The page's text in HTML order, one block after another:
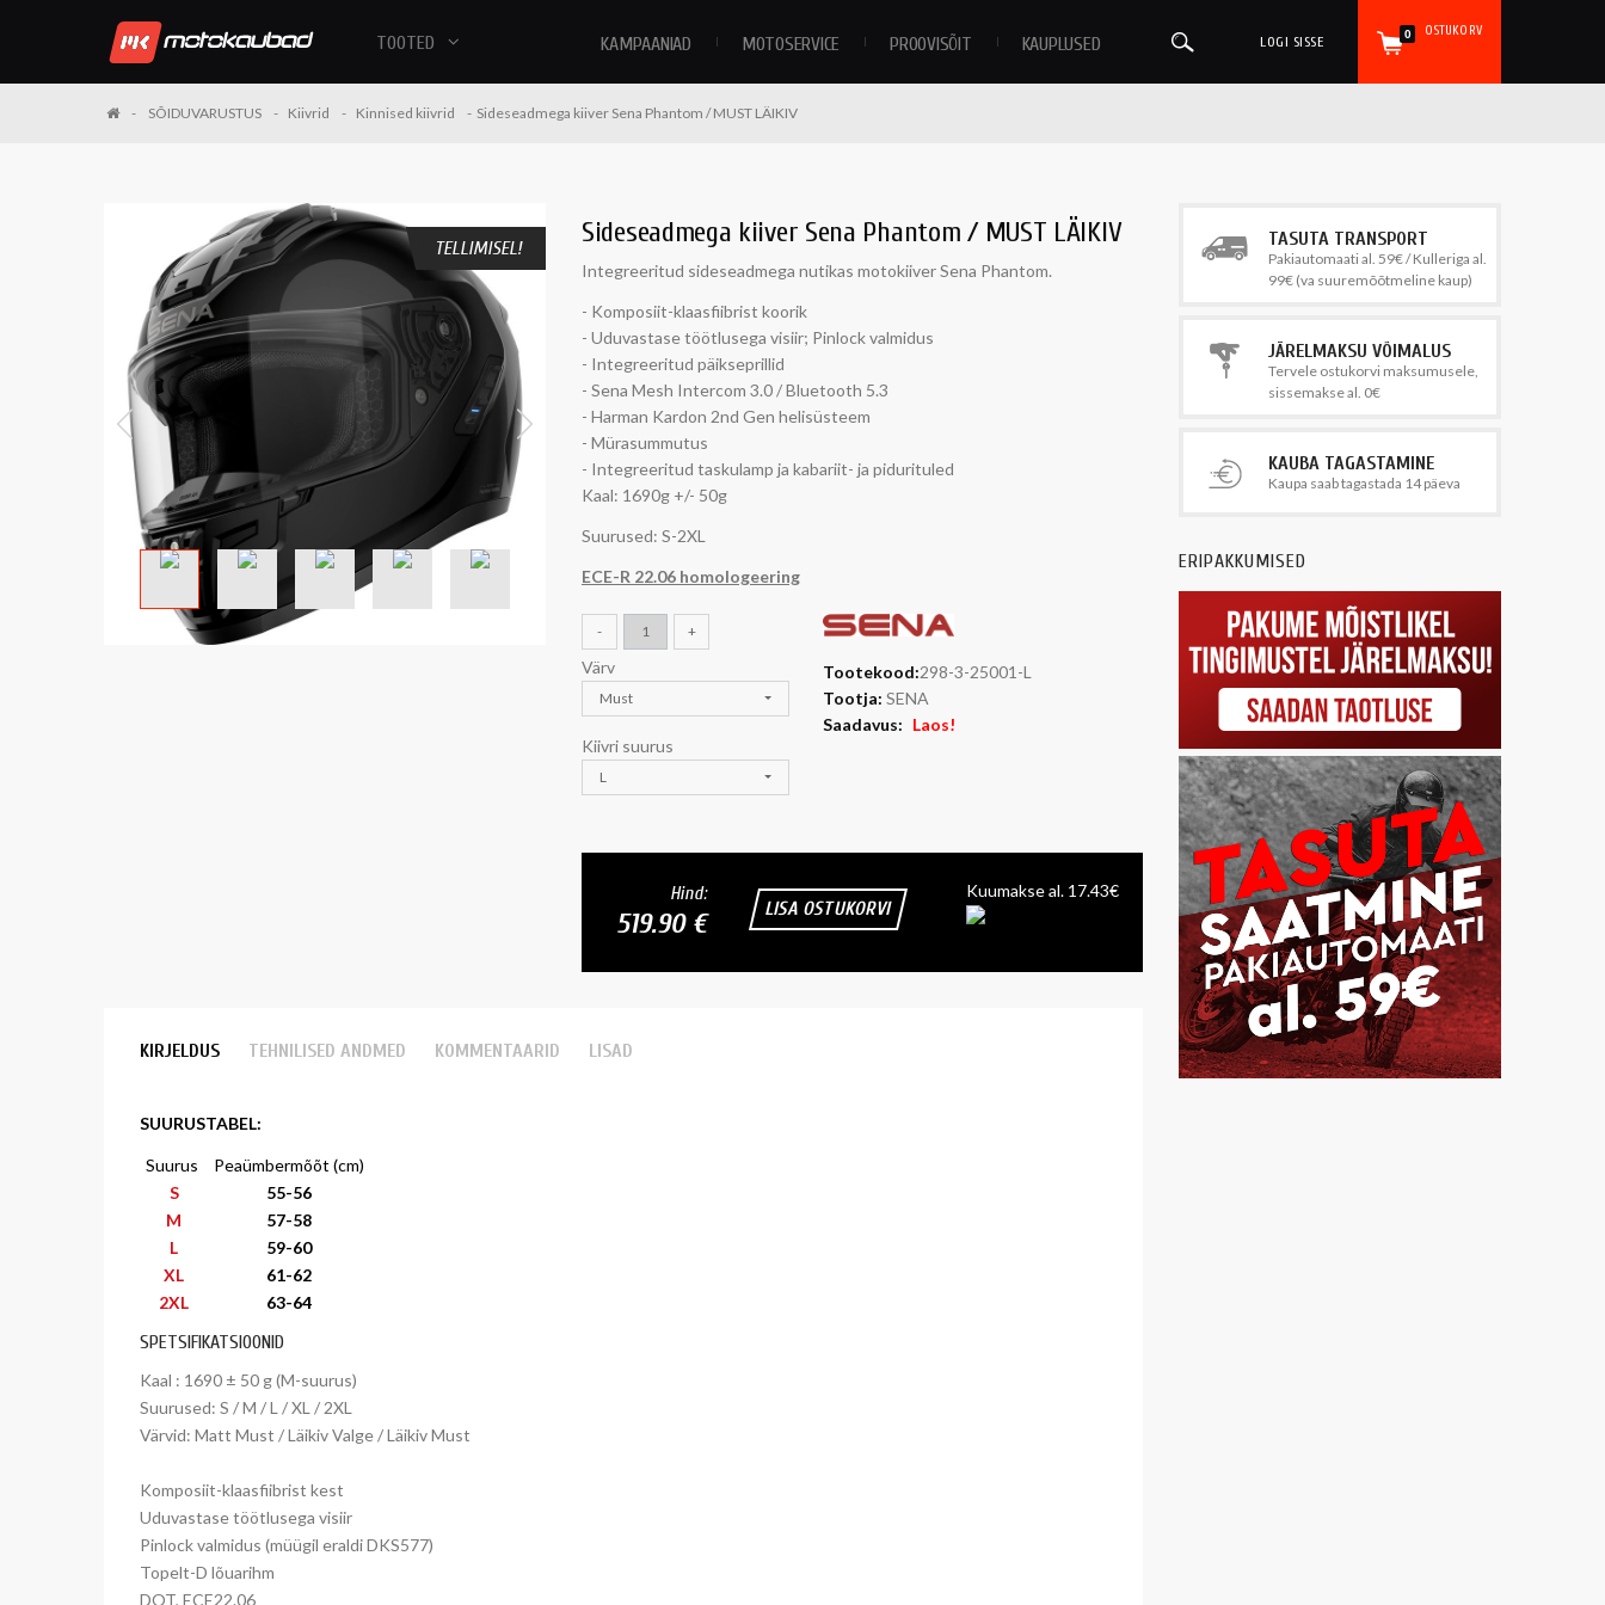
OSTUKORV
0
LOGI SISSE
KAMPAANIAD MOTOSERVICE PROOVISÕIT KAUPLUSED
TOOTED
SÕIDUVARUSTUS Kiivrid Kinnised kiivrid Sideseadmega kiiver Sena Phantom / MUST LÄIKIV
TASUTA TRANSPORT
Pakiautomaati al. 59€ / Kulleriga al.
99€ (va suuremõõtmeline kaup)
JÄRELMAKSU VÕIMALUS
Tervele ostukorvi maksumusele,
sissemakse al. 0€
KAUBA TAGASTAMINE
Kaupa saab tagastada 14 päeva
ERIPAKKUMISED
TELLIMISEL! Sideseadmega kiiver Sena Phantom / MUST LÄIKIV
Integreeritud sideseadmega nutikas motokiiver Sena Phantom.
- Komposiit-klaasfiibrist koorik
- Uduvastase töötlusega visiir; Pinlock valmidus
- Integreeritud päikseprillid
- Sena Mesh Intercom 3.0 / Bluetooth 5.3
- Harman Kardon 2nd Gen helisüsteem
- Mürasummutus
- Integreeritud taskulamp ja kabariit- ja pidurituled
Kaal: 1690g +/- 50g
Suurused: S-2XL
ECE-R 22.06 homologeering
Tootekood:298-3-25001-L
Tootja: SENA
Saadavus: Laos!
- +
Värv
Must
Kiivri suurus
L
Hind:
519.90 €
Kuumakse al. 17.43€
LISA OSTUKORVI
KIRJELDUS TEHNILISED ANDMED KOMMENTAARID LISAD
SUURUSTABEL:
Suurus Peaümbermõõt (cm)
S
55-56
M
57-58
L
59-60
XL
61-62
2XL
63-64
SPETSIFIKATSIOONID
Kaal : 1690 ± 50 g (M-suurus)
Suurused: S / M / L / XL / 2XL
Värvid: Matt Must / Läikiv Valge / Läikiv Must
Komposiit-klaasfiibrist kest
Uduvastase töötlusega visiir
Pinlock valmidus (müügil eraldi DKS577)
Topelt-D lõuarihm
DOT, ECE22.06